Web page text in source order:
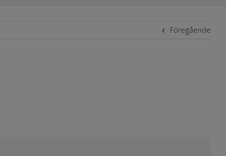
Föregående